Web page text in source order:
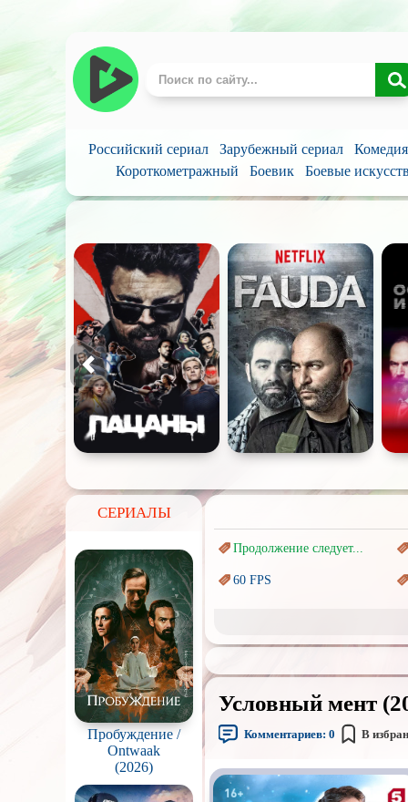
Российский сериал Зарубежный сериал Комедия
Короткометражный
Боевик Боевые
СЕРИАЛЫ
Пробуждение /
Ontwaak
(2026)
Продолжение следует...
60 FPS
Авангард иСюрреализм
Врачи
Киберпанк
Наркотики
ПереводГоблина
Условный мент
Комментариев: 0 В